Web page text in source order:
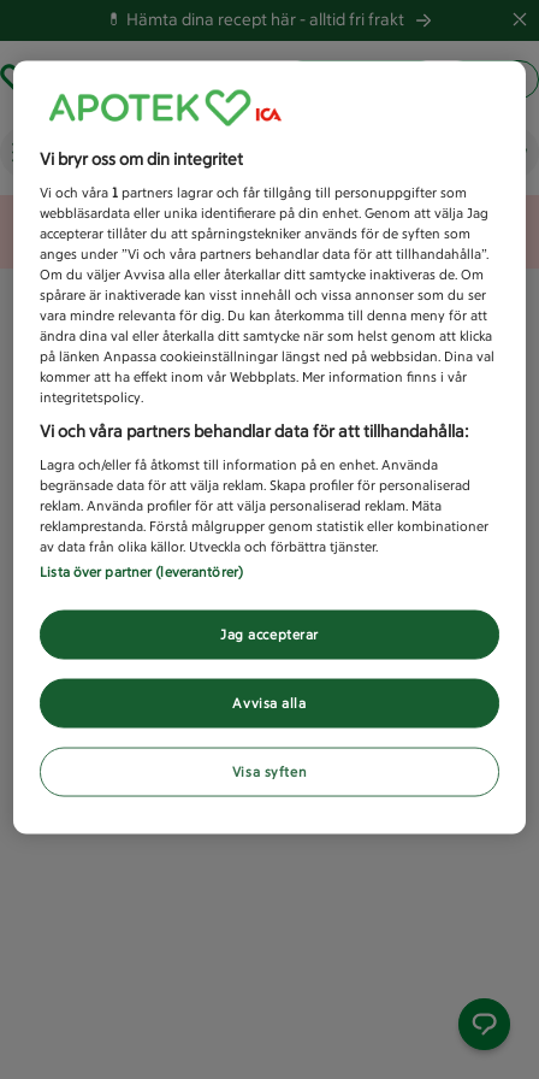
💊 Hämta dina recept här -alltid fri frakt
Vad letar du efter idag?
Unknown error
Vi bryr oss om din integritet
Vi och våra1 partners lagrar och får tillgång till personuppgifter som
webbläsardata eller unika identifierare på din enhet. Genom att välja Jag
accepterar tillåter du att spårningstekniker används för de syften som
anges under ”Vi och våra partners behandlar data för att tillhandahålla”.
Om du väljer Avvisa alla eller återkallar ditt samtycke inaktiveras de. Om
spårare är inaktiverade kan visst innehåll och vissa annonser som du ser
vara mindre relevanta för dig. Du kan återkomma till denna meny för att
ändra dina val eller återkalla ditt samtycke när som helst genom att klicka
på länken Anpassa cookieinställningar längst ned på webbsidan. Dina val
kommer att ha effekt inom vår Webbplats. Mer information finns i vår
integritetspolicy.
Vi och våra partners behandlar data för att tillhandahålla:
Lagra och/eller få åtkomst till information på en enhet. Använda
begränsade data för att välja reklam. Skapa profiler för personaliserad
reklam. Använda profiler för att välja personaliserad reklam. Mäta
reklamprestanda. Förstå målgrupper genom statistik eller kombinationer
av data från olika källor. Utveckla och förbättra tjänster.
Lista över partner (leverantörer)
Avvisa alla
Jag accepterar
Visa syften